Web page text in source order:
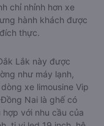
chỉ nhỉnh hơn xe
hành khách được
thực.
Lắk này được
như máy lạnh,
xe limousine Vip
Nai là ghế có
với nhu cầu của